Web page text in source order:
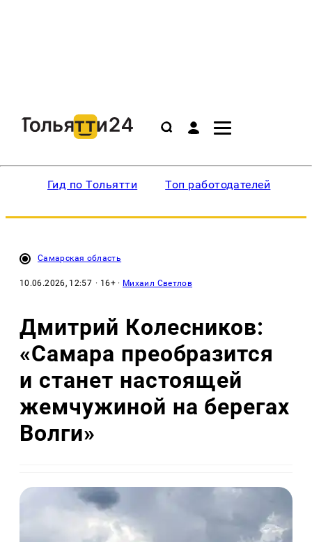
Гид по Тольятти Топ работодателей
Самарская область
10.06.2026, 12:57 · 16+ · Михаил Светлов
Дмитрий Колесников:
«Самара преобразится
и станет настоящей
жемчужиной на берегах
Волги»